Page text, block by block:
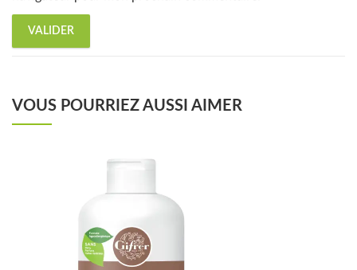
VOUS POURRIEZ AUSSI AIMER